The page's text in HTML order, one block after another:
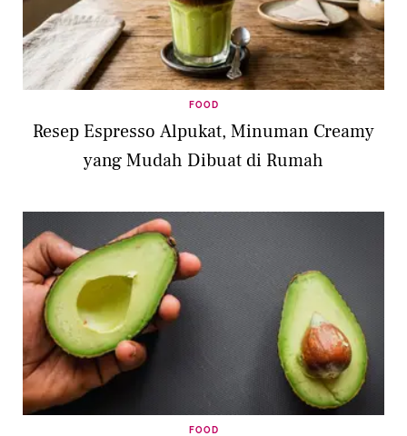
FOOD
Resep Espresso Alpukat, Minuman Creamy
yang Mudah Dibuat di Rumah
FOOD